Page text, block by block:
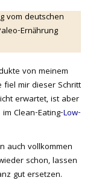
vom deutschen
Ernährung
von meinem
fiel mir dieser Schritt
erwartet, ist aber
Clean-Eating-Low-
auch vollkommen
schon, lassen
gut ersetzen.